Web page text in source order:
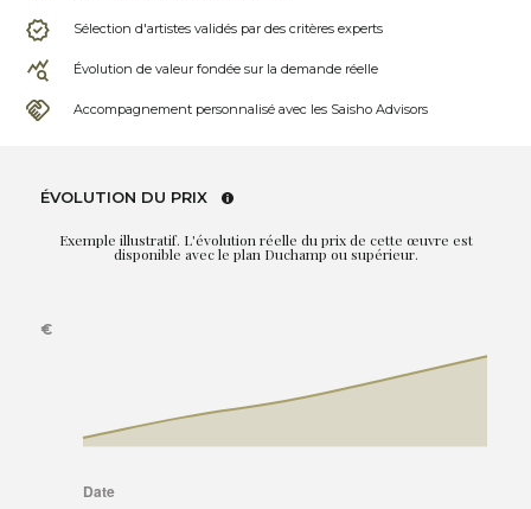
Sélection d'artistes validés par des critères experts
Évolution de valeur fondée sur la demande réelle
Accompagnement personnalisé avec les Saisho Advisors
ÉVOLUTION DU PRIX
Exemple illustratif. L'évolution réelle du prix de cette œuvre est
disponible avec le plan Duchamp ou supérieur.